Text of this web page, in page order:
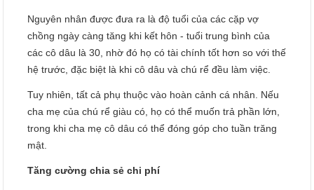
Nguyên nhân được đưa ra là độ tuổi của các cặp vợ
chồng ngày càng tăng khi kết hôn - tuổi trung bình của
các cô dâu là 30, nhờ đó họ có tài chính tốt hơn so với thế
hệ trước, đặc biệt là khi cô dâu và chú rể đều làm việc.
Tuy nhiên, tất cả phụ thuộc vào hoàn cảnh cá nhân. Nếu
cha mẹ của chú rể giàu có, họ có thể muốn trả phần lớn,
trong khi cha mẹ cô dâu có thể đóng góp cho tuần trăng
mật.
Tăng cường chia sẻ chi phí